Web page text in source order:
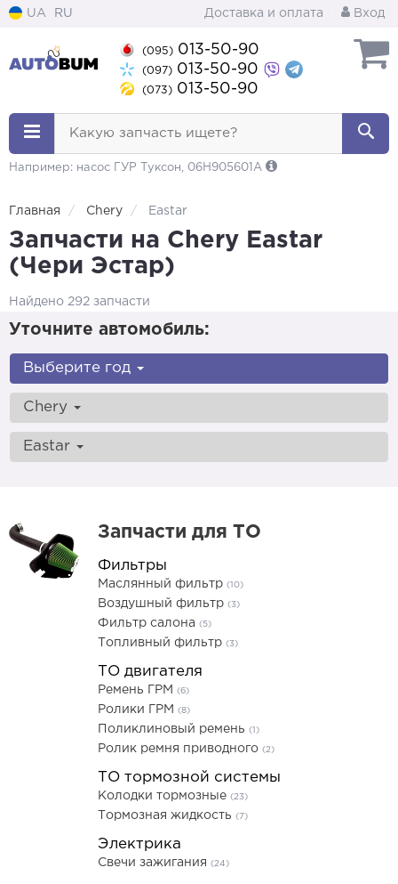
UA RU Доставка и оплата Вход
(095) 013-50-90
(097) 013-50-90
(073) 013-50-90
Какую запчасть ищете?
Например: насос ГУР Туксон, 06H905601A
Главная Chery Eastar
Запчасти на Chery Eastar
(Чери Эстар)
Найдено 292 запчасти
Уточните автомобиль:
Выберите год
Chery
Eastar
Запчасти для ТО
Фильтры
Маслянный фильтр (10)
Воздушный фильтр (3)
Фильтр салона (5)
Топливный фильтр (3)
ТО двигателя
Ремень ГРМ (6)
Ролики ГРМ (8)
Поликлиновый ремень (1)
Ролик ремня приводного (2)
ТО тормозной системы
Колодки тормозные (23)
Тормозная жидкость (7)
Электрика
Свечи зажигания (24)